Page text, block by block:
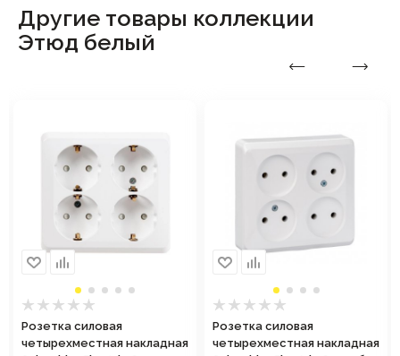
Другие товары коллекции
Этюд белый
Розетка силовая
четырехместная накладная
Розетка силовая
четырехместная накладная